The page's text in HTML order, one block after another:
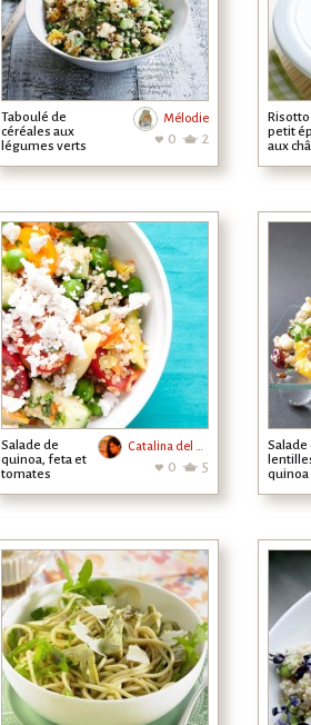
Taboulé de
céréales aux
légumes verts
Mélodie
0 2
Risotto
petit
aux
Salade de
quinoa, feta et
tomates
Catalina del Sol
0 5
Salade
quinoa
aux...